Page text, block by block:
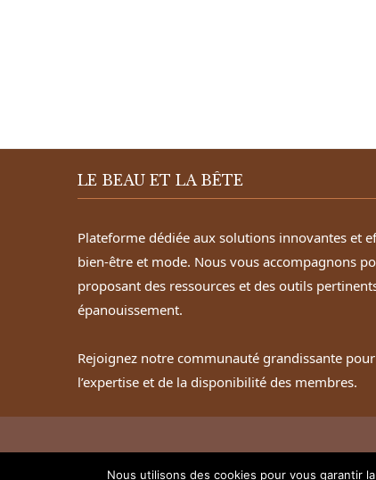
LE BEAU ET LA BÊTE
Plateforme dédiée aux solutions innovantes et
bien-être et mode. Nous vous accompagnons
proposant des ressources et des outils
épanouissement.
Rejoignez notre communauté grandissante
l’expertise et de la disponibilité des membres.
Nous utilisons des cookies pour vous garantir